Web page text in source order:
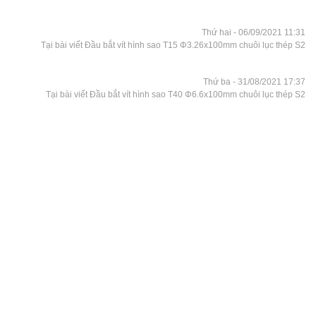
Thứ hai - 06/09/2021 11:31
Tại bài viết Đầu bắt vít hình sao T15 Φ3.26x100mm chuôi lục thép S2
Thứ ba - 31/08/2021 17:37
Tại bài viết Đầu bắt vít hình sao T40 Φ6.6x100mm chuôi lục thép S2